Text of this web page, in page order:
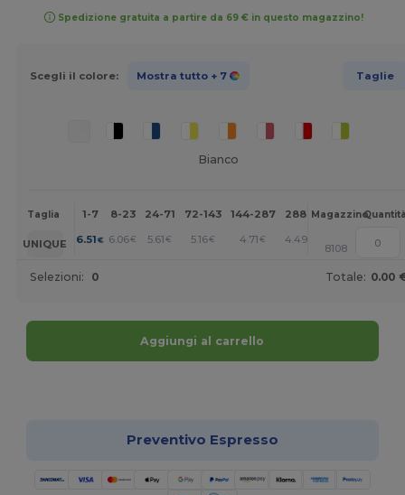
Spedizione gratuita a partire da 69 € in questo magazzino!
Scegli il colore: Mostra tutto + 7 Taglie
Bianco
Taglia 1-7 8-23 24-71 72-143 144-287 288 + Altri
Magazzino
UNIQUE 6.51 € 6.06€ 5.61 € 5.16€ 4.71 € 4.49 +
8108
Selezioni: 0 Totale: 0.00
Aggiungi al carrello
Preventivo Espresso